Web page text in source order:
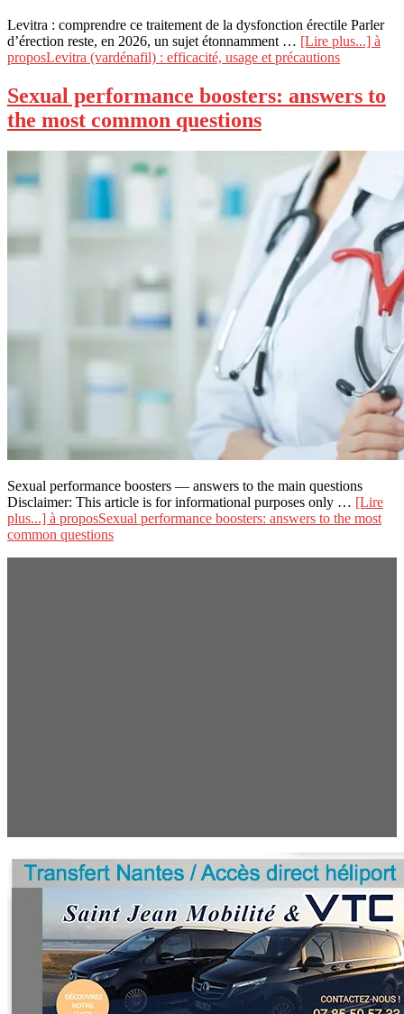
Levitra : comprendre ce traitement de la dysfonction érectile Parler
d’érection reste, en 2026, un sujet étonnamment … [Lire plus...] à
proposLevitra (vardénafil) : efficacité, usage et précautions
Sexual performance boosters: answers to
the most common questions
Sexual performance boosters — answers to the main questions
Disclaimer: This article is for informational purposes only … [Lire
plus...] à proposSexual performance boosters: answers to the most
common questions